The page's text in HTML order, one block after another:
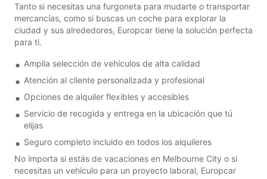
Tanto si necesitas una furgoneta para mudarte o transportar
mercancías, como si buscas un coche para explorar la
ciudad y sus alrededores, Europcar tiene la solución perfecta
para ti.
Amplia selección de vehículos de alta calidad
Atención al cliente personalizada y profesional
Opciones de alquiler flexibles y accesibles
Servicio de recogida y entrega en la ubicación que tú
elijas
Seguro completo incluido en todos los alquileres
No importa si estás de vacaciones en Melbourne City o si
necesitas un vehículo para un proyecto laboral, Europcar